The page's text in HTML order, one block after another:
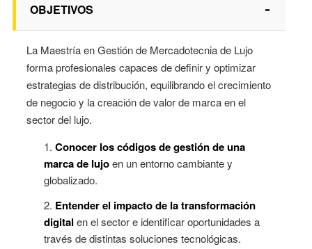
OBJETIVOS -
La Maestría en Gestión de Mercadotecnia de Lujo
forma profesionales capaces de definir y optimizar
estrategias de distribución, equilibrando el crecimiento
de negocio y la creación de valor de marca en el
sector del lujo.
Conocer los códigos de gestión de una
marca de lujoen un entorno cambiante y
globalizado.
Entender el impacto de la transformación
digital en el sector e identificar oportunidades a
través de distintas soluciones tecnológicas.